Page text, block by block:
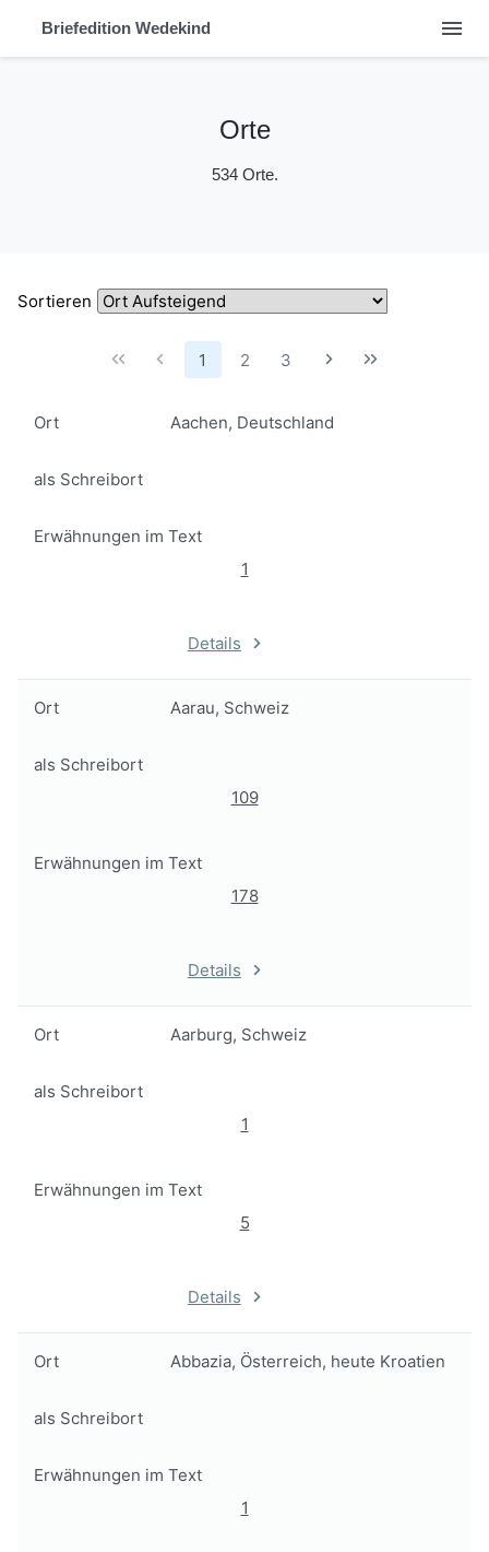
Briefedition Wedekind menu
Orte
534 Orte.
Sortieren
1 2 3
Ort Aachen, Deutschland
als Schreibort
Erwähnungen im Text
1
Details
Ort Aarau, Schweiz
als Schreibort
109
Erwähnungen im Text
178
Details
Ort Aarburg, Schweiz
als Schreibort
1
Erwähnungen im Text
5
Details
Ort Abbazia, Österreich, heute Kroatien
als Schreibort
Erwähnungen im Text
1